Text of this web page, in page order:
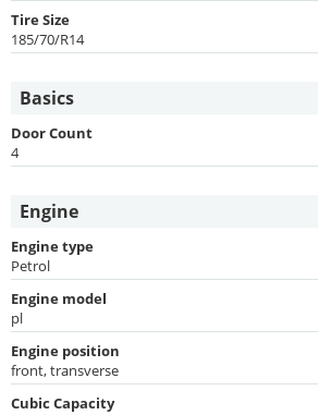
Tire Size
185/70/R14
Basics
Door Count
4
Engine
Engine type
Petrol
Engine model
pl
Engine position
front, transverse
Cubic Capacity